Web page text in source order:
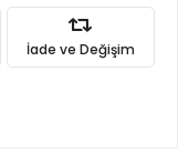
İade ve Değişim